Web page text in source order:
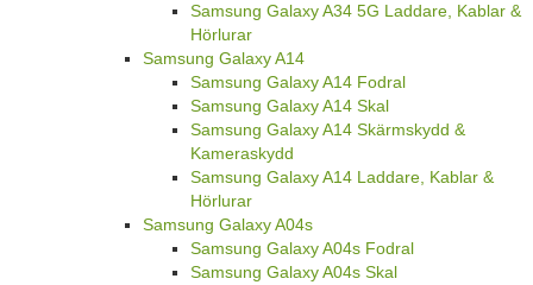
Samsung Galaxy A34 5G Laddare, Kablar &
Hörlurar
Samsung Galaxy A14
Samsung Galaxy A14 Fodral
Samsung Galaxy A14 Skal
Samsung Galaxy A14 Skärmskydd &
Kameraskydd
Samsung Galaxy A14 Laddare, Kablar &
Hörlurar
Samsung Galaxy A04s
Samsung Galaxy A04s Fodral
Samsung Galaxy A04s Skal